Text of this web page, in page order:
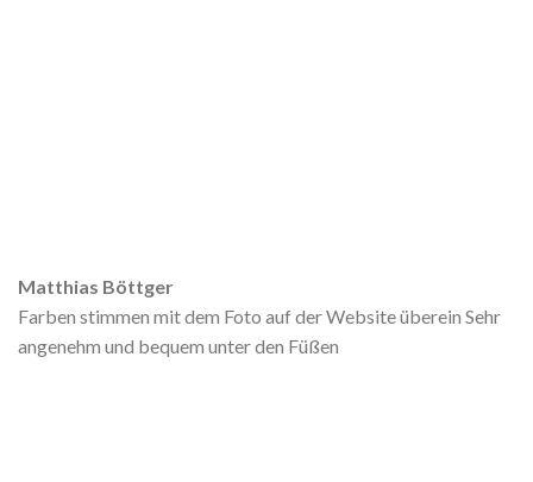
Matthias Böttger
Farben stimmen mit dem Foto auf der Website überein Sehr
angenehm und bequem unter den Füßen